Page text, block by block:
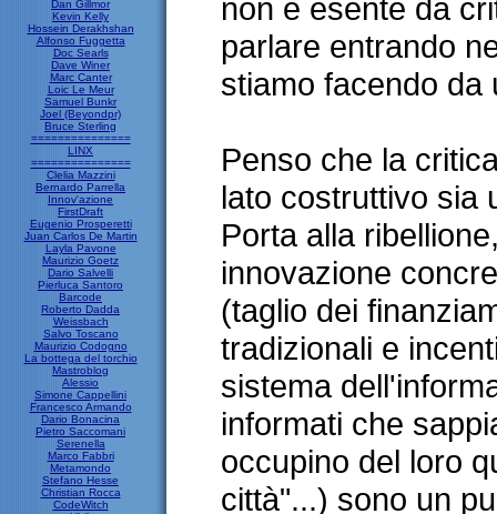
Dan Gillmor
Kevin Kelly
Hossein Derakhshan
Alfonso Fuggetta
Doc Searls
Dave Winer
Marc Canter
Loic Le Meur
Samuel Bunkr
Joel (Beyondpr)
Bruce Sterling
===============
LINX
===============
Clelia Mazzini
Bernardo Parrella
Innov'azione
FirstDraft
Eugenio Prosperetti
Juan Carlos De Martin
Layla Pavone
Maurizio Goetz
Dario Salvelli
Pierluca Santoro
Barcode
Roberto Dadda
Weissbach
Salvo Toscano
Maurizio Codogno
La bottega del torchio
Mastroblog
Alessio
Simone Cappellini
Francesco Armando
Dario Bonacina
Pietro Saccomani
Serenella
Marco Fabbri
Metamondo
Stefano Hesse
Christian Rocca
CodeWitch
non è esente da
parlare entrando
stiamo facendo da
Penso che la
lato costruttivo sia
Porta alla
innovazione
(taglio dei
tradizionali e
sistema
informati che
occupino del loro
città"...) sono un